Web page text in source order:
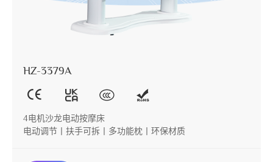
HZ-3379A
4电机沙龙电动按摩床
电动调节丨扶手可拆丨多功能枕丨环保材质